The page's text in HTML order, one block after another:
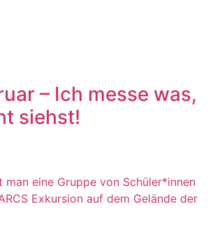
– Ich messe was,
siehst!